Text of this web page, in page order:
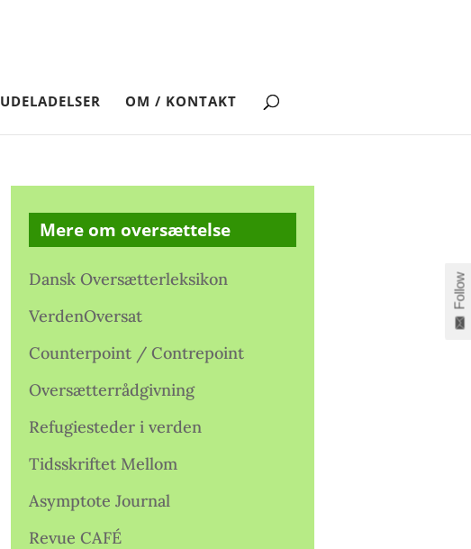
UDELADELSER OM / KONTAKT
Mere om oversættelse
Dansk Oversætterleksikon
VerdenOversat
Counterpoint / Contrepoint
Oversætterrådgivning
Refugiesteder i verden
Tidsskriftet Mellom
Asymptote Journal
Revue CAFÉ
Follow